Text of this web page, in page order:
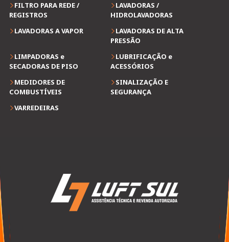
FILTRO PARA REDE /
REGISTROS
LAVADORAS /
HIDROLAVADORAS
LAVADORAS A VAPOR
LAVADORAS DE ALTA
PRESSÃO
LIMPADORAS e
SECADORAS DE PISO
LUBRIFICAÇÃO e
ACESSÓRIOS
MEDIDORES DE
COMBUSTÍVEIS
SINALIZAÇÃO E
SEGURANÇA
VARREDEIRAS